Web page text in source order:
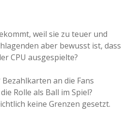
weil sie zu teuer und
aber bewusst ist, dass
CPU ausgespielte?
an die Fans
Rolle als Ball im Spiel?
keine Grenzen gesetzt.